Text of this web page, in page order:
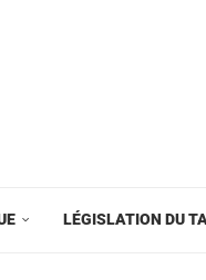
LÉGISLATION DU